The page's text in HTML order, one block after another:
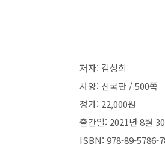
저자: 김성희
사양: 신국판 /500쪽
정가: 22,000원
출간일: 2021년 8월 30
ISBN: 978-89-5786-